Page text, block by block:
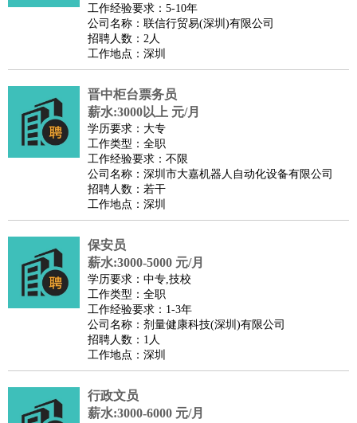
工作经验要求：5-10年
公司名称：联信行贸易(深圳)有限公司
招聘人数：2人
工作地点：深圳
晋中柜台票务员
薪水:3000以上 元/月
学历要求：大专
工作类型：全职
工作经验要求：不限
公司名称：深圳市大嘉机器人自动化设备有限公司
招聘人数：若干
工作地点：深圳
保安员
薪水:3000-5000 元/月
学历要求：中专,技校
工作类型：全职
工作经验要求：1-3年
公司名称：剂量健康科技(深圳)有限公司
招聘人数：1人
工作地点：深圳
行政文员
薪水:3000-6000 元/月